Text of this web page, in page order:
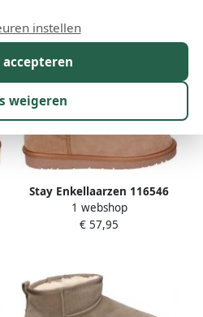
Stay Enkellaarzen 116546
1 webshop
€ 57,95
accepteren
weigeren
instellen